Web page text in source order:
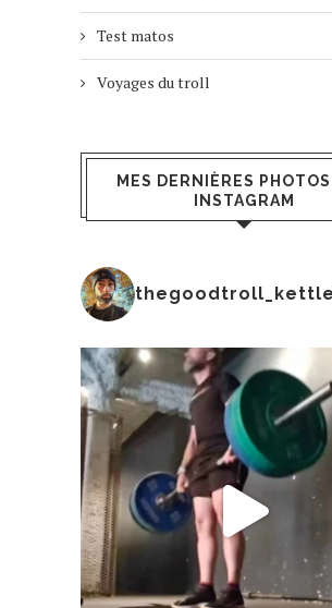
Test matos
Voyages du troll
MES DERNIÈRES
INSTAGRAM